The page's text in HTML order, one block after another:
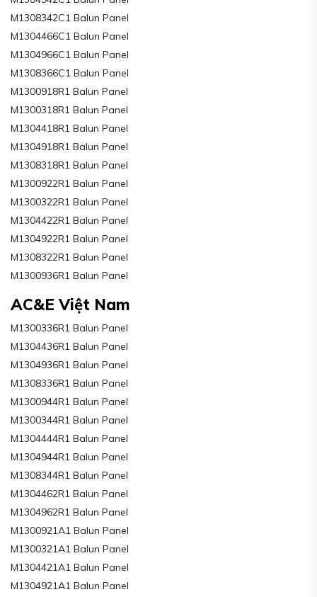
M1308342C1 Balun Panel
M1304466C1 Balun Panel
M1304966C1 Balun Panel
M1308366C1 Balun Panel
M1300918R1 Balun Panel
M1300318R1 Balun Panel
M1304418R1 Balun Panel
M1304918R1 Balun Panel
M1308318R1 Balun Panel
M1300922R1 Balun Panel
M1300322R1 Balun Panel
M1304422R1 Balun Panel
M1304922R1 Balun Panel
M1308322R1 Balun Panel
M1300936R1 Balun Panel
AC&E Việt Nam
M1300336R1 Balun Panel
M1304436R1 Balun Panel
M1304936R1 Balun Panel
M1308336R1 Balun Panel
M1300944R1 Balun Panel
M1300344R1 Balun Panel
M1304444R1 Balun Panel
M1304944R1 Balun Panel
M1308344R1 Balun Panel
M1304462R1 Balun Panel
M1304962R1 Balun Panel
M1300921A1 Balun Panel
M1300321A1 Balun Panel
M1304421A1 Balun Panel
M1304921A1 Balun Panel